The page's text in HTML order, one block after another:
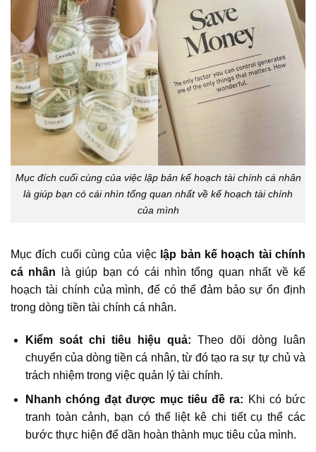
Mục đích cuối cùng của việc lập bản kế hoạch tài chính cá nhân
là giúp bạn có cái nhìn tổng quan nhất về kế hoạch tài chính
của mình
Mục đích cuối cùng của việclập bản kế hoạch tài chính
cá nhân là giúp bạn có cái nhìn tổng quan nhất về kế
hoạch tài chính của mình, để có thể đảm bảo sự ổn định
trong dòng tiền tài chính cá nhân.
Kiểm soát chi tiêu hiệu quả: Theo dõi dòng luân
chuyển của dòng tiền cá nhân, từ đó tạo ra sự tự chủ và
trách nhiệm trong việc quản lý tài chính.
Nhanh chóng đạt được mục tiêu đề ra: Khi có bức
tranh toàn cảnh, bạn có thể liệt kê chi tiết cụ thể các
bước thực hiện để dần hoàn thành mục tiêu của mình.